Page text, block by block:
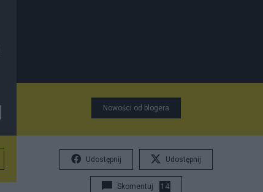
Nowości od blogera
Udostępnij Udostępnij
Skomentuj 14